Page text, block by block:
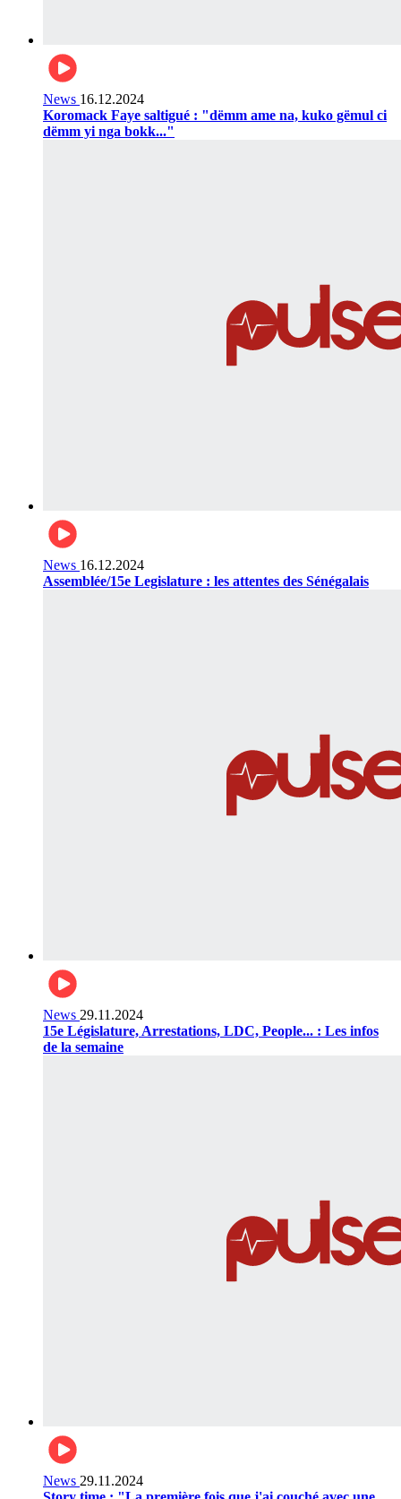
News 16.12.2024
Koromack Faye saltigué : "dëmm ame na, kuko gëmul ci
dëmm yi nga bokk..."
News 16.12.2024
Assemblée/15e Legislature : les attentes des Sénégalais
News 29.11.2024
15e Législature, Arrestations, LDC, People... : Les infos
de la semaine
News 29.11.2024